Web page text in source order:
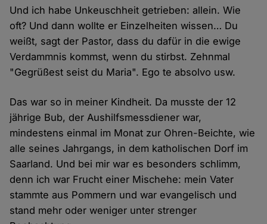
Und ich habe Unkeuschheit getrieben: allein. Wie
oft? Und dann wollte er Einzelheiten wissen… Du
weißt, sagt der Pastor, dass du dafür in die ewige
Verdammnis kommst, wenn du stirbst. Zehnmal
"Gegrüßest seist du Maria". Ego te absolvo usw.
Das war so in meiner Kindheit. Da musste der 12
jährige Bub, der Aushilfsmessdiener war,
mindestens einmal im Monat zur Ohren-Beichte, wie
alle seines Jahrgangs, in dem katholischen Dorf im
Saarland. Und bei mir war es besonders schlimm,
denn ich war Frucht einer Mischehe: mein Vater
stammte aus Pommern und war evangelisch und
stand mehr oder weniger unter strenger